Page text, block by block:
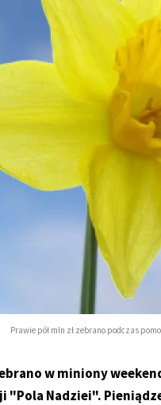
Prawie pół mln zł zebrano podczas
w miniony
"Pola Nadziei".